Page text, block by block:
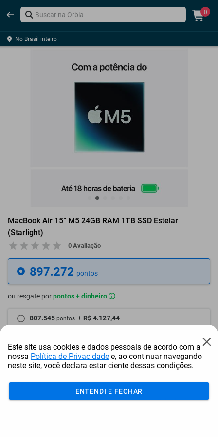
0
No Brasil inteiro
MacBook Air 15” M5 24GB RAM 1TB SSD Estelar
(Starlight)
0 Avaliação
897.272 pontos
ou resgate porpontos + dinheiro
807.545 pontos + R$ 4.127,44
717.818 pontos + R$ 8.254,88
Frete e Prazo
Calcular frete
Este site usa cookies e dados pessoais de acordo com a
nossa Política de Privacidade e, ao continuar navegando
neste site, você declara estar ciente dessas condições.
ENTENDI E FECHAR